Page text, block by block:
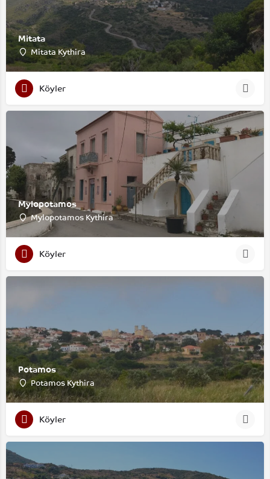
Mitata
Mitata Kythira
Köyler
Mylopotamos
Mylopotamos Kythira
Köyler
Potamos
Potamos Kythira
Köyler